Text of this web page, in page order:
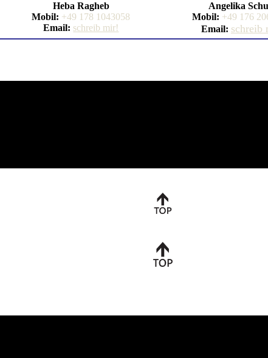
Heba Ragheb
Mobil: +49 178 1043058
Email: schreib mir!
Angelika
Mobil: +49 176
Email: schreib